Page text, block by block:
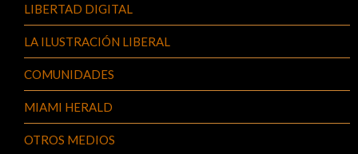
LIBERTAD DIGITAL
LA ILUSTRACIÓN LIBERAL
COMUNIDADES
MIAMI HERALD
OTROS MEDIOS